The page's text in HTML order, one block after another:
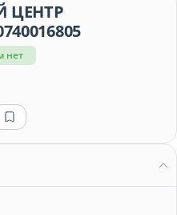
ЦЕНТР
нет